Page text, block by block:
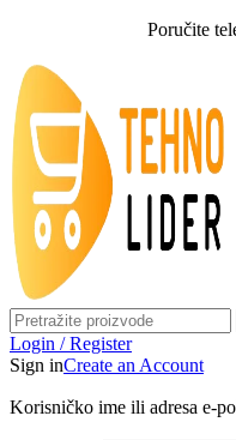
Poručite
Login / Register
Sign inCreate an Account
Korisničko ime ili adresa e-